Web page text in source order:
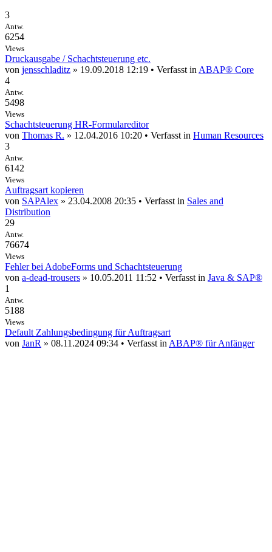
3
Antw.
6254
Views
Druckausgabe / Schachtsteuerung etc.
von jensschladitz » 19.09.2018 12:19 • Verfasst in ABAP® Core
4
Antw.
5498
Views
Schachtsteuerung HR-Formulareditor
von Thomas R. » 12.04.2016 10:20 • Verfasst in Human Resources
3
Antw.
6142
Views
Auftragsart kopieren
von SAPAlex » 23.04.2008 20:35 • Verfasst in Sales and
Distribution
29
Antw.
76674
Views
Fehler bei AdobeForms und Schachtsteuerung
von a-dead-trousers » 10.05.2011 11:52 • Verfasst in Java & SAP®
1
Antw.
5188
Views
Default Zahlungsbedingung für Auftragsart
von JanR » 08.11.2024 09:34 • Verfasst in ABAP® für Anfänger